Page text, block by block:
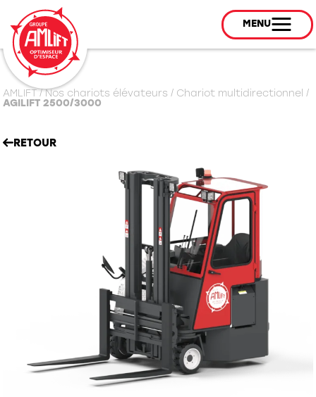
MENU
AMLIFT/Nos chariots élévateurs / Chariot multidirectionnel /
AGILIFT 2500/3000
RETOUR